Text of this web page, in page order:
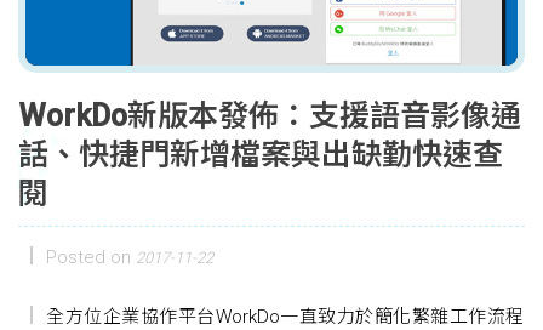
WorkDo新版本發佈：支援語音影像通
話、快捷門新增檔案與出缺勤快速查
閱
Posted on 2017-11-22
全方位企業協作平台WorkDo一直致力於簡化繁雜工作流程